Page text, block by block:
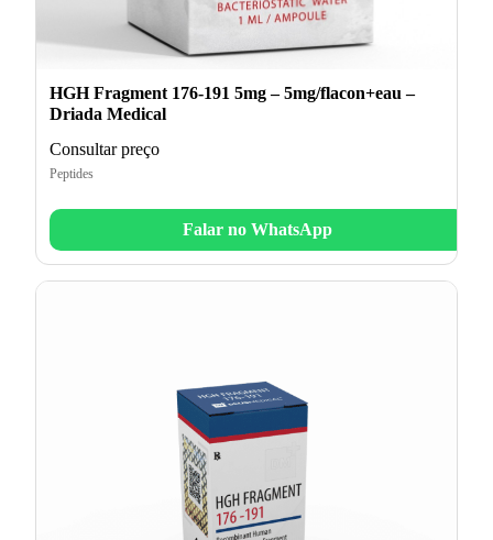
HGH Fragment 176-191 5mg – 5mg/flacon+eau –
Driada Medical
Consultar preço
Peptides
Falar no WhatsApp